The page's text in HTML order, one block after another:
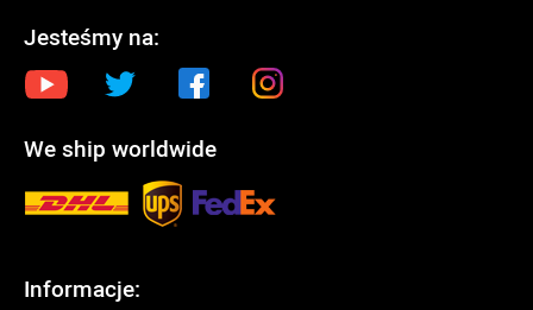
Jesteśmy na:
We ship worldwide
Informacje: